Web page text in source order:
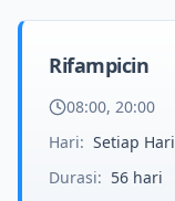
Rifampicin
08:00, 20:00
Hari: Setiap Hari
Durasi: 56 hari